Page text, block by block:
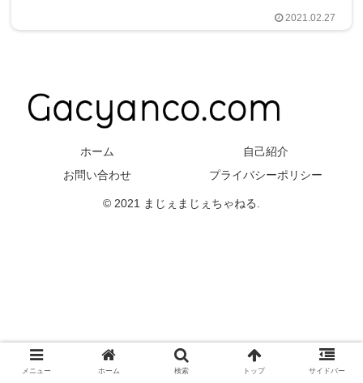
2021.02.27
ホーム
自己紹介
お問い合わせ
プライバシーポリシー
© 2021 まじぇまじぇちゃねる.
メニュー ホーム 検索 トップ サイドバー